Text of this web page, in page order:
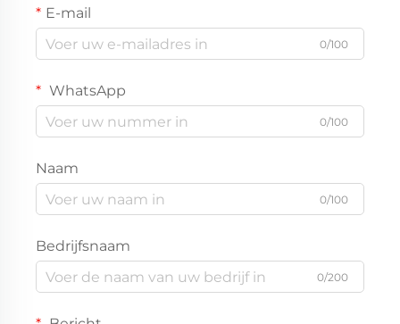
E-mail
0/100
WhatsApp
0/100
Naam
0/100
Bedrijfsnaam
0/200